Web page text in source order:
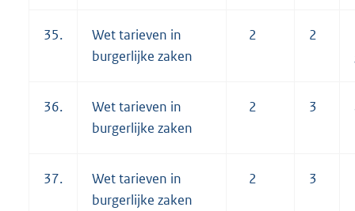
35.
Wet tarieven in
burgerlijke zaken
2 2
36.
Wet tarieven in
burgerlijke zaken
2 3
37.
Wet tarieven in
burgerlijke zaken
2 3